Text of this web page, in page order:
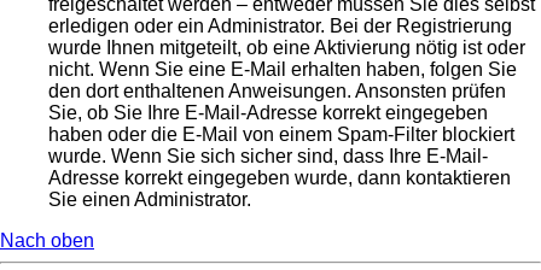
freigeschaltet werden – entweder müssen Sie dies selbst
erledigen oder ein Administrator. Bei der Registrierung
wurde Ihnen mitgeteilt, ob eine Aktivierung nötig ist oder
nicht. Wenn Sie eine E-Mail erhalten haben, folgen Sie
den dort enthaltenen Anweisungen. Ansonsten prüfen
Sie, ob Sie Ihre E-Mail-Adresse korrekt eingegeben
haben oder die E-Mail von einem Spam-Filter blockiert
wurde. Wenn Sie sich sicher sind, dass Ihre E-Mail-
Adresse korrekt eingegeben wurde, dann kontaktieren
Sie einen Administrator.
Nach oben